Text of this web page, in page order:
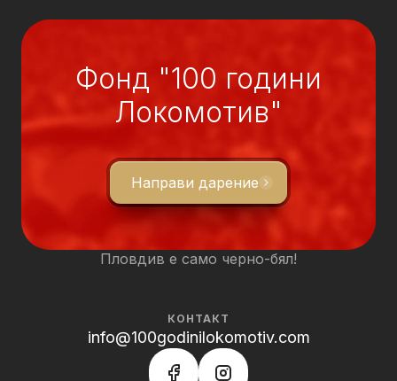
Фонд "100 години
Локомотив"
Направи дарение
Пловдив е само черно-бял!
КОНТАКТ
info@100godinilokomotiv.com